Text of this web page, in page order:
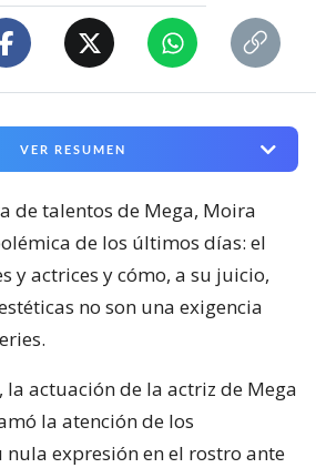
VER RESUMEN
de talentos de Mega, Moira
de los últimos días: el
y actrices y cómo, a su juicio,
no son una exigencia
la actuación de la actriz de Mega
la atención de los
nula expresión en el rostro ante